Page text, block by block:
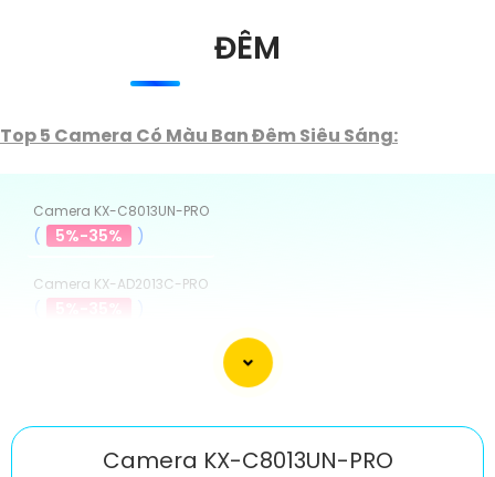
ĐÊM
Top 5 Camera Có Màu Ban Đêm Siêu Sáng:
Camera KX-C8013UN-PRO
( 5%-35% )
Camera KX-AD2013C-PRO
5%-35%
KBvision KX-A2013C-PRO
5%-35% )
Camera KX-C8013UN-PRO